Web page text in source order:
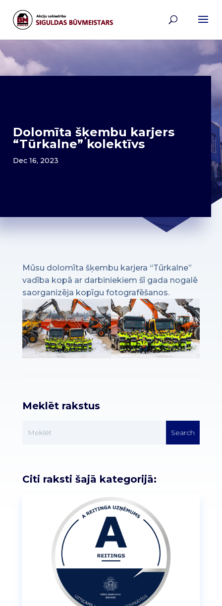
Dolomīta šķembu karjers
“Tūrkalne” kolektīvs
Dec 16, 2023
Mūsu dolomīta šķembu karjera “Tūrkalne”
vadība kopā ar darbiniekiem šī gada nogalē
saorganizēja kopīgu fotografēšanos.
Meklēt rakstus
Citi raksti šajā kategorijā: